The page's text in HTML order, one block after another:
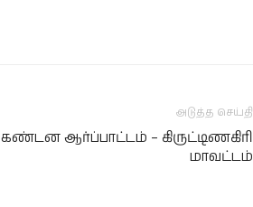
அடுத்த செய்தி
கண்டன ஆர்ப்பாட்டம் – கிருட்டிணகிரி
மாவட்டம்